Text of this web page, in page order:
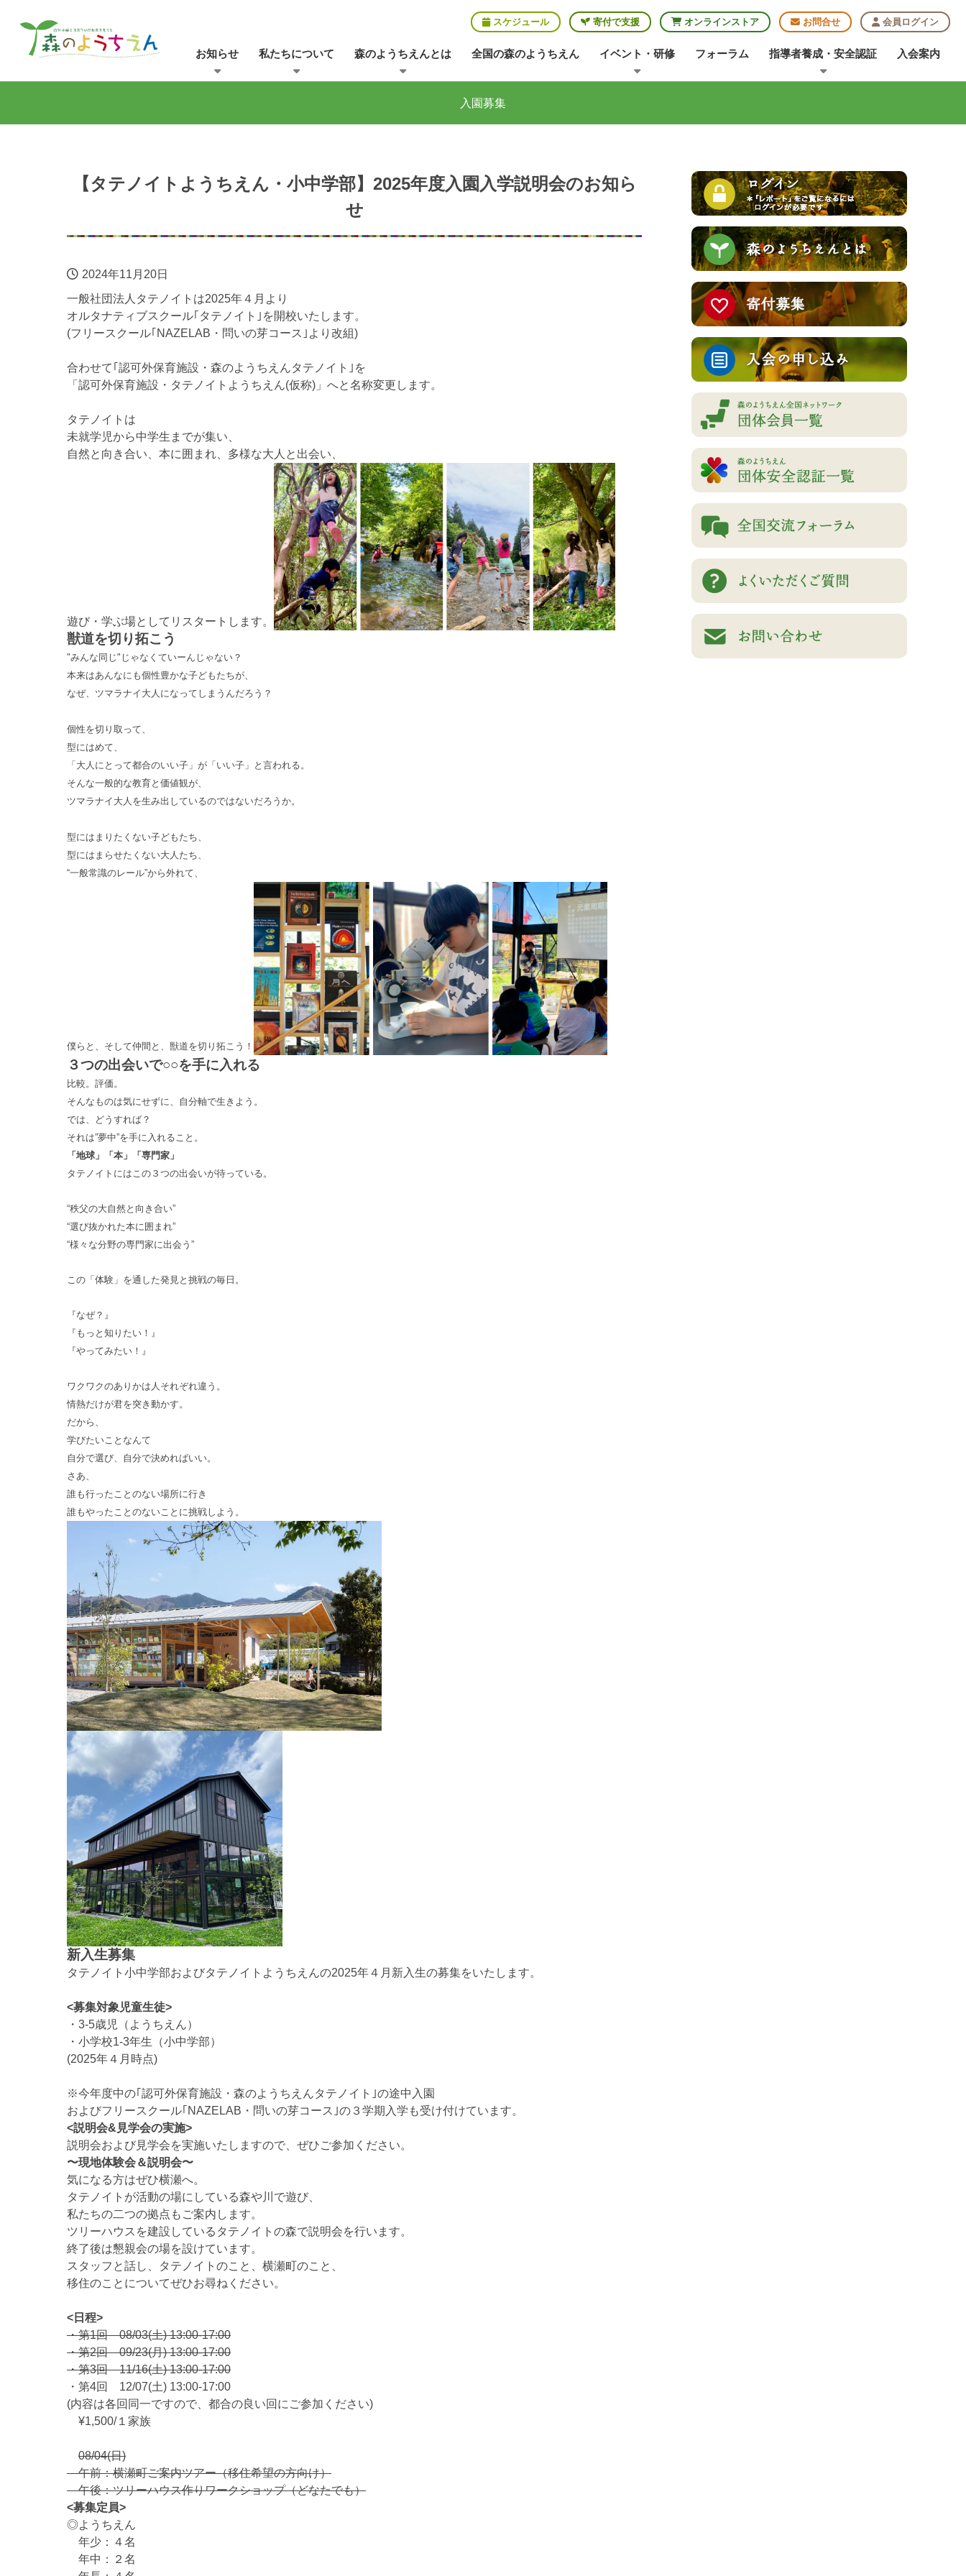
スケジュール 寄付で支援 オンラインストア お問合せ 会員ログイン
お知らせ 私たちについて 森のようちえんとは 全国の森のようちえん イベント・研修 フォーラム 指導者養成・安全認証 入会案内
入園募集
【タテノイトようちえん・小中学部】2025年度入園入学説明会のお知ら
せ
2024年11月20日
一般社団法人タテノイトは2025年４月より
オルタナティブスクール｢タテノイト｣を開校いたします。
(フリースクール｢NAZELAB・問いの芽コース｣より改組)
合わせて｢認可外保育施設・森のようちえんタテノイト｣を
「認可外保育施設・タテノイトようちえん(仮称)」へと名称変更します。
タテノイトは
未就学児から中学生までが集い、
自然と向き合い、本に囲まれ、多様な大人と出会い、
遊び・学ぶ場としてリスタートします。
獣道を切り拓こう
"みんな同じ"じゃなくていーんじゃない？
本来はあんなにも個性豊かな子どもたちが、
なぜ、 ツマラナイ大人になってしまうんだろう？
個性を切り取って、
型にはめて、
「大人にとって都合のいい子」が「いい子」と言われる。
そんな一般的な教育と価値観が、
ツマラナイ大人を生み出しているのではないだろうか。
型にはまりたくない子どもたち、
型にはまらせたくない大人たち、
“一般常識のレール”から外れて、
僕らと、そして仲間と、獣道を切り拓こう！
３つの出会いで○○を手に入れる
比較。評価。
そんなものは気にせずに、自分軸で生きよう。
では、どうすれば？
それは”夢中”を手に入れること。
「地球」「本」「専門家」
タテノイトにはこの３つの出会いが待っている。
“秩父の大自然と向き合い”
“選び抜かれた本に囲まれ”
“様々な分野の専門家に出会う”
この「体験」を通した発見と挑戦の毎日。
『なぜ？』
『もっと知りたい！』
『やってみたい！』
ワクワクのありかは人それぞれ違う。
情熱だけが君を突き動かす。
だから、
学びたいことなんて
自分で選び、自分で決めればいい。
さあ、
誰も行ったことのない場所に行き
誰もやったことのないことに挑戦しよう。
新入生募集
タテノイト小中学部およびタテノイトようちえんの2025年４月新入生の募集をいたします。
<募集対象児童生徒>
・3-5歳児（ようちえん）
・小学校1-3年生（小中学部）
(2025年４月時点)
※今年度中の｢認可外保育施設・森のようちえんタテノイト｣の途中入園
およびフリースクール｢NAZELAB・問いの芽コース｣の３学期入学も受け付けています。
<説明会&見学会の実施>
説明会および見学会を実施いたしますので、ぜひご参加ください。
〜現地体験会＆説明会〜
気になる方はぜひ横瀬へ。
タテノイトが活動の場にしている森や川で遊び、
私たちの二つの拠点もご案内します。
ツリーハウスを建設しているタテノイトの森で説明会を行います。
終了後は懇親会の場を設けています。
スタッフと話し、タテノイトのこと、横瀬町のこと、
移住のことについてぜひお尋ねください。
<日程>
・第1回 08/03(土) 13:00-17:00
・第2回 09/23(月) 13:00-17:00
・第3回 11/16(土) 13:00-17:00
・第4回 12/07(土) 13:00-17:00
(内容は各回同一ですので、都合の良い回にご参加ください)
¥1,500/１家族
08/04(日)
午前：横瀬町ご案内ツアー（移住希望の方向け）
午後：ツリーハウス作りワークショップ（どなたでも）
<募集定員>
◎ようちえん
年少：４名
年中：２名